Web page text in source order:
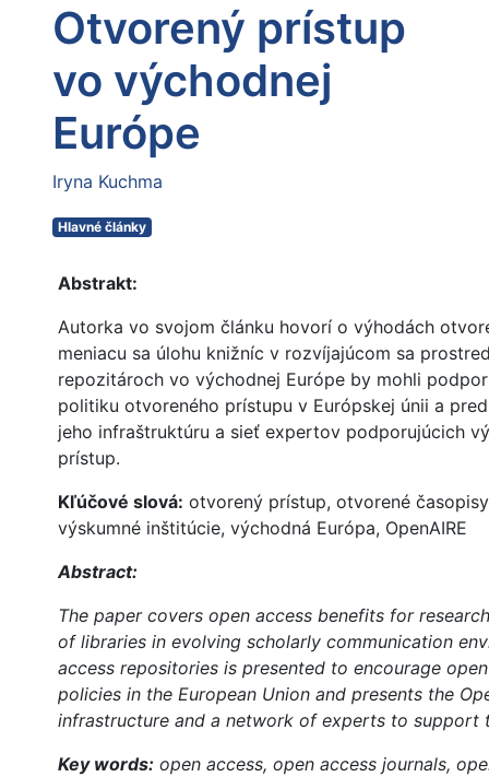
Otvorený prístup
vo východnej
Európe
Iryna Kuchma
Hlavné články
Abstrakt:
Autorka vo svojom článku hovorí o výhodách
meniacu sa úlohu knižníc v rozvíjajúcom sa
repozitároch vo východnej Európe by mohli
politiku otvoreného prístupu v Európskej únii a
jeho infraštruktúru a sieť expertov podporujúcich
prístup.
Kľúčové slová: otvorený prístup, otvorené
výskumné inštitúcie, východná Európa, OpenAIRE
Abstract:
The paper covers open access benefits for
of libraries in evolving scholarly communication
access repositories is presented to encourage
policies in the European Union and presents the
infrastructure and a network of experts to support
Key words: open access, open access journals,